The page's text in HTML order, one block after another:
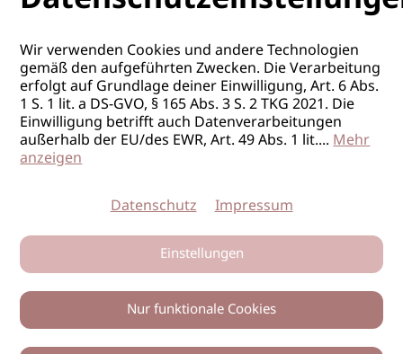
Wir verwenden Cookies und andere Technologien
gemäß den aufgeführten Zwecken. Die Verarbeitung
erfolgt auf Grundlage deiner Einwilligung, Art. 6 Abs.
1 S. 1 lit. a DS-GVO, § 165 Abs. 3 S. 2 TKG 2021. Die
Einwilligung betrifft auch Datenverarbeitungen
außerhalb der EU/des EWR, Art. 49 Abs. 1 lit....Mehr
anzeigen
Datenschutz Impressum
Einstellungen
Nur funktionale Cookies